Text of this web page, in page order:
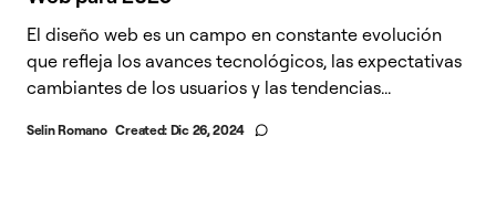
El diseño web es un campo en constante evolución
que refleja los avances tecnológicos, las expectativas
cambiantes de los usuarios y las tendencias...
Selin Romano Created: Dic 26, 2024